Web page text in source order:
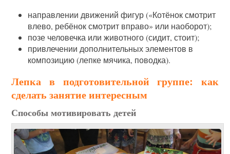
направлении движений фигур («Котёнок смотрит
влево, ребёнок смотрит вправо» или наоборот);
позе человечка или животного (сидит, стоит);
привлечении дополнительных элементов в
композицию (лепке мячика, поводка).
Лепка в подготовительной группе: как
сделать занятие интересным
Способы мотивировать детей